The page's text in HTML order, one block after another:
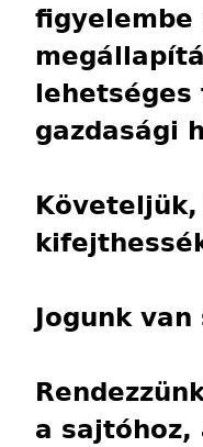
figyelembe
gazdasági
Jogunk
a sajtóhoz,